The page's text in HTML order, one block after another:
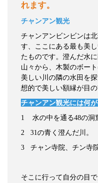
れます。
チャンアン観光
チャンアンビンビンは
す、ここにある最も美
たものです。澄んだ水
山々から、木製のボー
美しい川の隣の水田を
想的で美しい額縁が目
チャンアン観光には何
1 水の中を通る48の洞
2 31の青く澄んだ川。
3 チャン寺院、チン寺
そこに行って自分の目